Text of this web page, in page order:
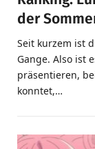
der
Seit kurzem ist
Gange. Also ist
präsentieren,
konntet,…